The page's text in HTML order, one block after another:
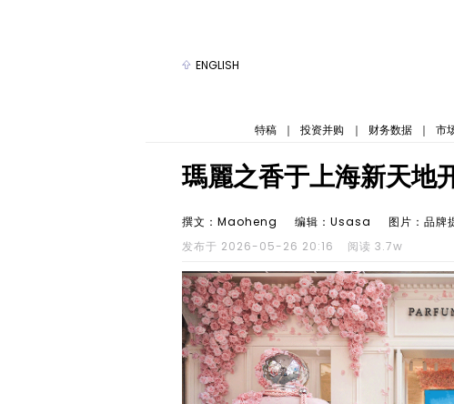
ENGLISH
特稿 ｜ 投资并购 ｜ 财务数据 ｜ 市
瑪麗之香于上海新天地
撰文：Maoheng 编辑：Usasa
图片：品牌
发布于 2026-05-26 20:16
阅读 3.7w